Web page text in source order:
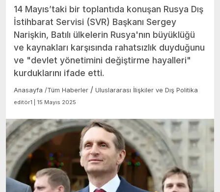
14 Mayıs’taki bir toplantıda konuşan Rusya Dış
İstihbarat Servisi (SVR) Başkanı Sergey
Narişkin, Batılı ülkelerin Rusya'nın büyüklüğü
ve kaynakları karşısında rahatsızlık duyduğunu
ve "devlet yönetimini değiştirme hayalleri"
kurduklarını ifade etti.
Anasayfa /Tüm Haberler / Uluslararası İlişkiler ve Dış Politika
editör1 | 15 Mayıs 2025